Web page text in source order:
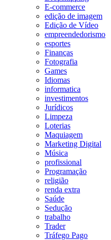
E-commerce
edição de imagem
Edição de Vídeo
empreendedorismo
esportes
Finanças
Fotografia
Games
Idiomas
informatica
investimentos
Jurídicos
Limpeza
Loterias
Maquiagem
Marketing Digital
Música
profissional
Programação
religião
renda extra
Saúde
Sedução
trabalho
Trader
Tráfego Pago